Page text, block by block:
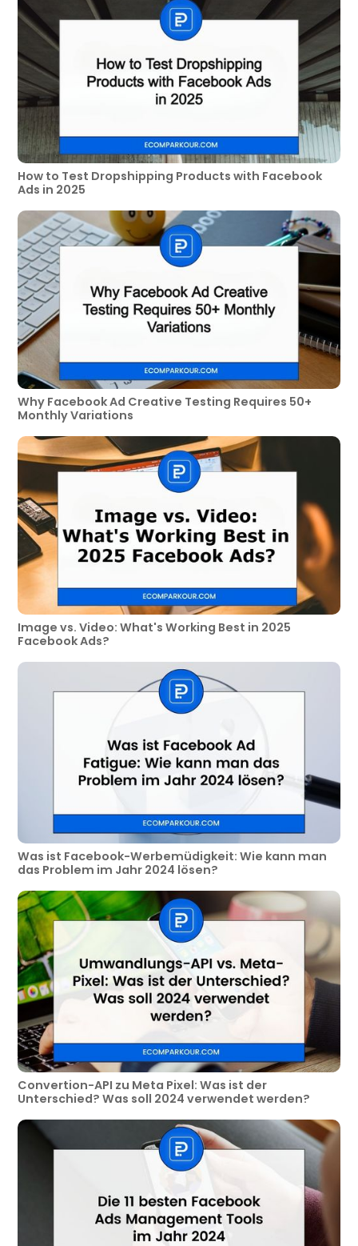
How to Test Dropshipping Products with Facebook
Ads in 2025
Why Facebook Ad Creative Testing Requires 50+
Monthly Variations
Image vs. Video: What's Working Best in 2025
Facebook Ads?
Was ist Facebook-Werbemüdigkeit: Wie kann man
das Problem im Jahr 2024 lösen?
Convertion-API zu Meta Pixel: Was ist der
Unterschied? Was soll 2024 verwendet werden?